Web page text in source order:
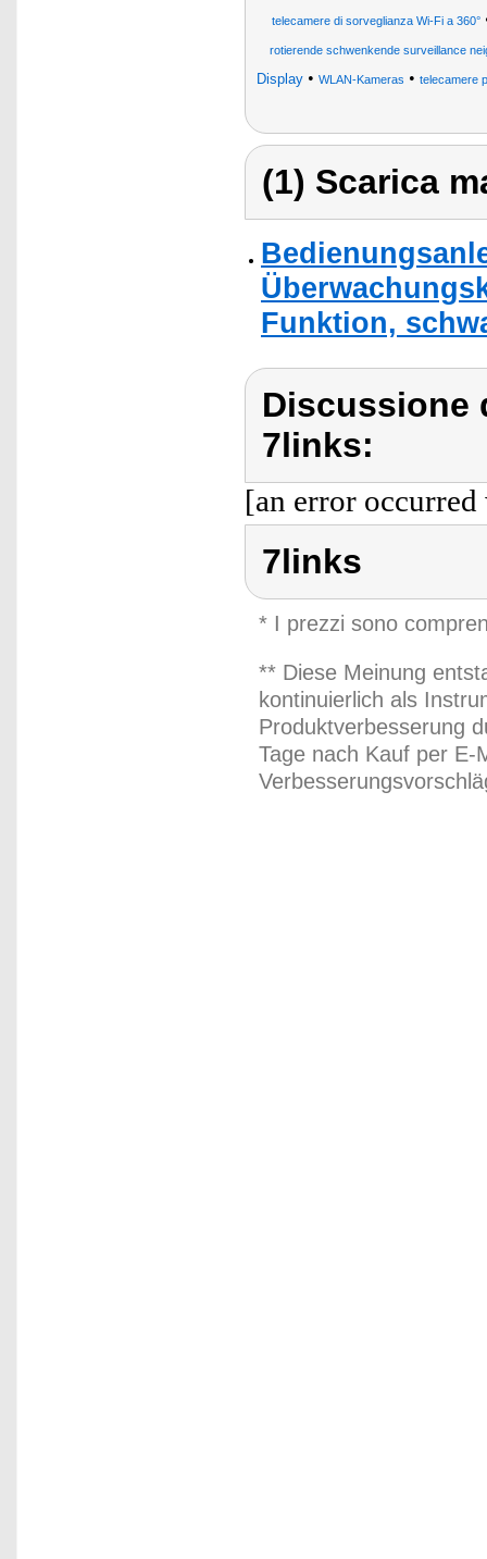
telecamere di sorveglianza Wi-Fi a 360°
rotierende schwenkende surveillance
Display • WLAN-Kameras • telecamere
(1) Scarica
Funktion,
Discussione
7links:
[an error
7links
* I prezzi sono
** Diese Meinung
kontinuierlich als
Produktverbesserung
Tage nach Kauf per E-